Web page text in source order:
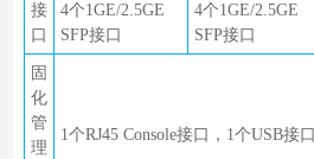
接
口
4个1GE/2.5GE
SFP接口
4个1GE/2.5GE
SFP接口
固
化
管
理
1个RJ45 Console接口，1个USB接口